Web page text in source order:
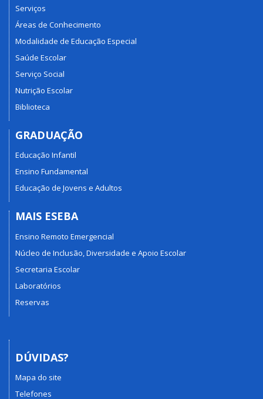
Serviços
Áreas de Conhecimento
Modalidade de Educação Especial
Saúde Escolar
Serviço Social
Nutrição Escolar
Biblioteca
GRADUAÇÃO
Educação Infantil
Ensino Fundamental
Educação de Jovens e Adultos
MAIS ESEBA
Ensino Remoto Emergencial
Núcleo de Inclusão, Diversidade e Apoio Escolar
Secretaria Escolar
Laboratórios
Reservas
DÚVIDAS?
Mapa do site
Telefones